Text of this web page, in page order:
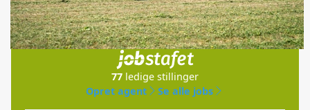
Jobs
i samarbejde med
77 ledige stillinger
Opret agent
Se alle jobs